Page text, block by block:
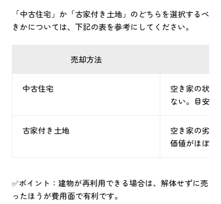
「中古住宅」か「古家付き土地」のどちらを選択するべ
きかについては、下記の表を参考にしてください。
売却方法
中古住宅
空き家の状態
ない。目安は
古家付き土地
空き家の劣化
価値がほぼ見
✅ポイント：建物が再利用できる場合は、解体せずに売
ったほうが費用面で有利です。